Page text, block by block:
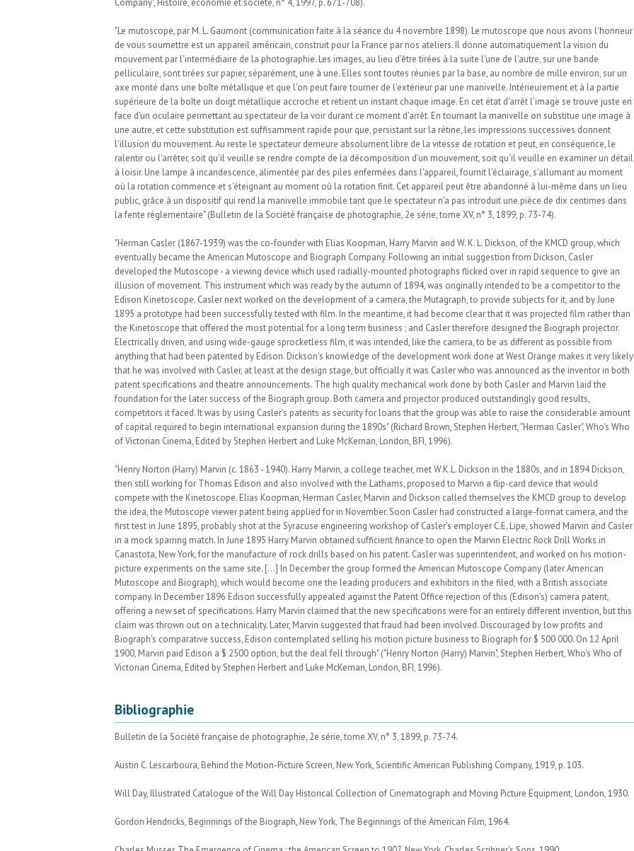
"Le mutoscope, par M. L. Gaumont (communication faite à la séance du 4 novembre 1898). Le mutoscope que nous avons l'honneur
de vous soumettre est un appareil américain, construit pour la France par nos ateliers. Il donne automatiquement la vision du
mouvement par l'intermédiaire de la photographie. Les images, au lieu d'être tirées à la suite l'une de l'autre, sur une bande
pelliculaire, sont tirées sur papier, séparément, une à une. Elles sont toutes réunies par la base, au nombre de mille environ, sur un
axe monté dans une boîte métallique et que l'on peut faire tourner de l'extérieur par une manivelle. Intérieurement et à la partie
supérieure de la boîte un doigt métallique accroche et retient un instant chaque image. En cet état d'arrêt l'image se trouve juste en
face d'un oculaire permettant au spectateur de la voir durant ce moment d'arrêt. En tournant la manivelle on substitue une image à
une autre, et cette substitution est suffisamment rapide pour que, persistant sur la rétine, les impressions successives donnent
l'illusion du mouvement. Au reste le spectateur demeure absolument libre de la vitesse de rotation et peut, en conséquence, le
ralentir ou l'arrêter, soit qu'il veuille se rendre compte de la décomposition d'un mouvement, soit qu'il veuille en examiner un détail
à loisir. Une lampe à incandescence, alimentée par des piles enfermées dans l'appareil, fournit l'éclairage, s'allumant au moment
où la rotation commence et s'éteignant au moment où la rotation finit. Cet appareil peut être abandonné à lui-même dans un lieu
public, grâce à un dispositif qui rend la manivelle immobile tant que le spectateur n'a pas introduit une pièce de dix centimes dans
la fente réglementaire" (Bulletin de la Société française de photographie, 2e série, tome XV, n° 3, 1899, p. 73-74).
"Herman Casler (1867-1939) was the co-founder with Elias Koopman, Harry Marvin and W. K. L. Dickson, of the KMCD group, which
eventually became the American Mutoscope and Biograph Company. Following an initial suggestion from Dickson, Casler
developed the Mutoscope - a viewing device which used radially-mounted photographs flicked over in rapid sequence to give an
illusion of movement. This instrument which was ready by the autumn of 1894, was originally intended to be a competitor to the
Edison Kinetoscope. Casler next worked on the development of a camera, the Mutagraph, to provide subjects for it, and by June
1895 a prototype had been successfully tested with film. In the meantime, it had become clear that it was projected film rather than
the Kinetoscope that offered the most potential for a long term business ; and Casler therefore designed the Biograph projector.
Electrically driven, and using wide-gauge sprocketless film, it was intended, like the camera, to be as different as possible from
anything that had been patented by Edison. Dickson's knowledge of the development work done at West Orange makes it very likely
that he was involved with Casler, at least at the design stage, but officially it was Casler who was announced as the inventor in both
patent specifications and theatre announcements. The high quality mechanical work done by both Casler and Marvin laid the
foundation for the later success of the Biograph group. Both camera and projector produced outstandingly good results,
competitors it faced. It was by using Casler's patents as security for loans that the group was able to raise the considerable amount
of capital required to begin international expansion during the 1890s" (Richard Brown, Stephen Herbert, "Herman Casler", Who's Who
of Victorian Cinema, Edited by Stephen Herbert and Luke McKernan, London, BFI, 1996).
"Henry Norton (Harry) Marvin (c. 1863 - 1940). Harry Marvin, a college teacher, met W.K.L. Dickson in the 1880s, and in 1894 Dickson,
then still working for Thomas Edison and also involved with the Lathams, proposed to Marvin a flip-card device that would
compete with the Kinetoscope. Elias Koopman, Herman Casler, Marvin and Dickson called themselves the KMCD group to develop
the idea, the Mutoscope viewer patent being applied for in November. Soon Casler had constructed a large-format camera, and the
first test in June 1895, probably shot at the Syracuse engineering workshop of Casler's employer C.E. Lipe, showed Marvin and Casler
in a mock sparring match. In June 1895 Harry Marvin obtained sufficient finance to open the Marvin Electric Rock Drill Works in
Canastota, New York, for the manufacture of rock drills based on his patent. Casler was superintendent, and worked on his motion-
picture experiments on the same site. [...] In December the group formed the American Mutoscope Company (later American
Mutoscope and Biograph), which would become one the leading producers and exhibitors in the filed, with a British associate
company. In December 1896 Edison successfully appealed against the Patent Office rejection of this (Edison's) camera patent,
offering a new set of specifications. Harry Marvin claimed that the new specifications were for an entirely different invention, but this
claim was thrown out on a technicality. Later, Marvin suggested that fraud had been involved. Discouraged by low profits and
Biograph's comparative success, Edison contemplated selling his motion picture business to Biograph for $ 500 000. On 12 April
1900, Marvin paid Edison a $ 2500 option, but the deal fell through" ("Henry Norton (Harry) Marvin", Stephen Herbert, Who's Who of
Victorian Cinema, Edited by Stephen Herbert and Luke McKernan, London, BFI, 1996).
Bibliographie
Bulletin de la Société française de photographie, 2e série, tome XV, n° 3, 1899, p. 73-74.
Austin C. Lescarboura, Behind the Motion-Picture Screen, New York, Scientific American Publishing Company, 1919, p. 103.
Will Day, Illustrated Catalogue of the Will Day Historical Collection of Cinematograph and Moving Picture Equipment, London, 1930.
Gordon Hendricks, Beginnings of the Biograph, New York, The Beginnings of the American Film, 1964.